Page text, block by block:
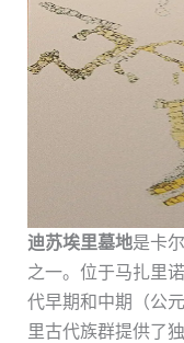
迪苏埃里墓地是卡
之一。位于马扎里
代早期和中期（公
里古代族群提供了